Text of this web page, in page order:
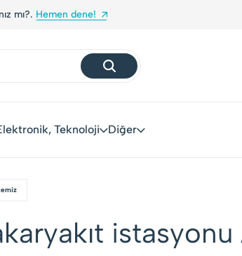
Yerli Markalarla Buluşuyor!
Teknoloji Diğer